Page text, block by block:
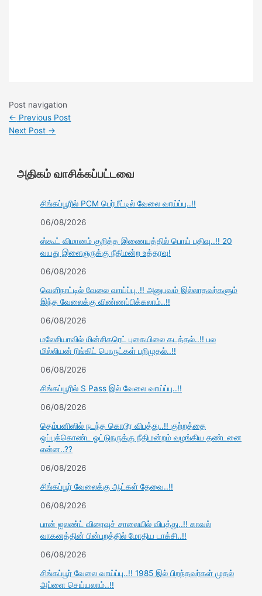
Post navigation
← Previous Post
Next Post →
அதிகம் வாசிக்கப்பட்டவை
சிங்கப்பூரில் PCM பெர்மீட்டில் வேலை வாய்ப்பு..!!
06/08/2026
ஸ்கூட் விமானம் குறித்த இணையத்தில் பொய் பதிவு..!! 20
வயது இளைஞருக்கு நீதிமன்ற உத்தரவு!
06/08/2026
வெளிநாட்டில் வேலை வாய்ப்பு..!! அனுபவம் இல்லாதவர்களும்
இந்த வேலைக்கு விண்ணப்பிக்கலாம்..!!
06/08/2026
மலேசியாவில் மின்சிகரெட் புகையிலை கடத்தல்..!! பல
மில்லியன் ரிங்கிட் பொருட்கள் பறிமுதல்..!!
06/08/2026
சிங்கப்பூரில் S Pass இல் வேலை வாய்ப்பு..!!
06/08/2026
தெம்பனிஸில் நடந்த கொடூர விபத்து..!! குற்றத்தை
ஒப்புக்கொண்ட ஓட்டுநருக்கு நீதிமன்றம் வழங்கிய தண்டனை
என்ன..??
06/08/2026
சிங்கப்பூர் வேலைக்கு ஆட்கள் தேவை..!!
06/08/2026
பான் ஐலண்ட் விரைவுச் சாலையில் விபத்து..!! காவல்
வாகனத்தின் பின்புறத்தில் மோதிய டாக்சி..!!
06/08/2026
சிங்கப்பூர் வேலை வாய்ப்பு..!! 1985 இல் பிறந்தவர்கள் முதல்
அப்ளை செய்யலாம்..!!